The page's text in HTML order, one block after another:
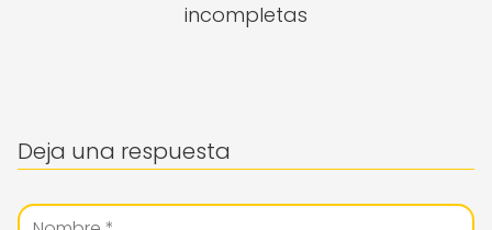
incompletas
Deja una respuesta